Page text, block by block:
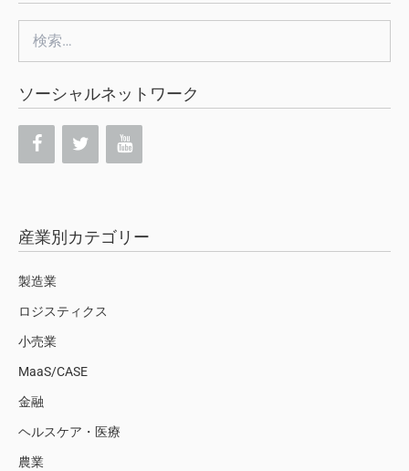
索:
ソーシャルネットワーク
産業別カテゴリー
製造業
ロジスティクス
小売業
MaaS/CASE
金融
ヘルスケア・医療
農業